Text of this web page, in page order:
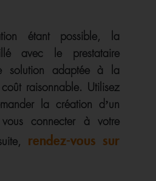
étant possible, la
avec le prestataire
solution adaptée à la
raisonnable. Utilisez
la création d’un
connecter à votre
rendez-vous sur